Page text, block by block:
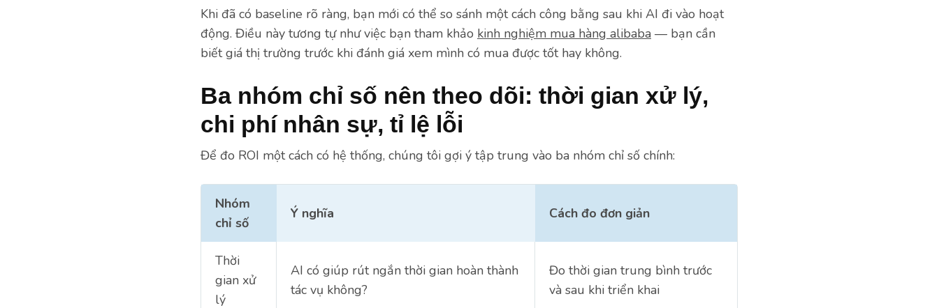
Khi đã có baseline rõ ràng, bạn mới có thể so sánh một cách công bằng sau khi AI đi vào hoạt
động. Điều này tương tự như việc bạn tham khảo kinh nghiệm mua hàng alibaba — bạn cần
biết giá thị trường trước khi đánh giá xem mình có mua được tốt hay không.
Ba nhóm chỉ số nên theo dõi: thời gian xử lý,
chi phí nhân sự, tỉ lệ lỗi
Để đo ROI một cách có hệ thống, chúng tôi gợi ý tập trung vào ba nhóm chỉ số chính:
Nhóm
chỉ số
Ý nghĩa Cách đo đơn giản
Thời
gian xử
lý
AI có giúp rút ngắn thời gian hoàn thành
tác vụ không?
Đo thời gian trung bình trước
và sau khi triển khai